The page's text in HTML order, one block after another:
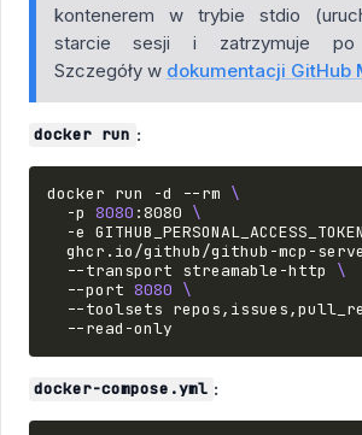
kontenerem w trybie stdio
starcie sesji i zatrzymuje po
Szczegóły w dokumentacji GitHub
docker run :
docker run -d --rm \
-p 8080 :8080 \
-e GITHUB_PERSONAL_ACCESS_TOKEN
ghcr.io/github/github-mcp-
--transport streamable-http
\
--port 8080 \
--toolsets
docker-compose.yml :